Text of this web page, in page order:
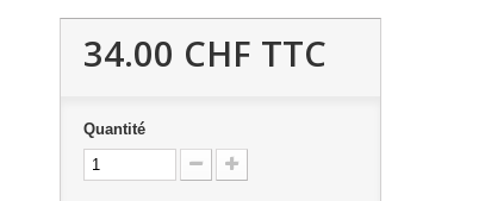
34.00 CHF TTC
Quantité